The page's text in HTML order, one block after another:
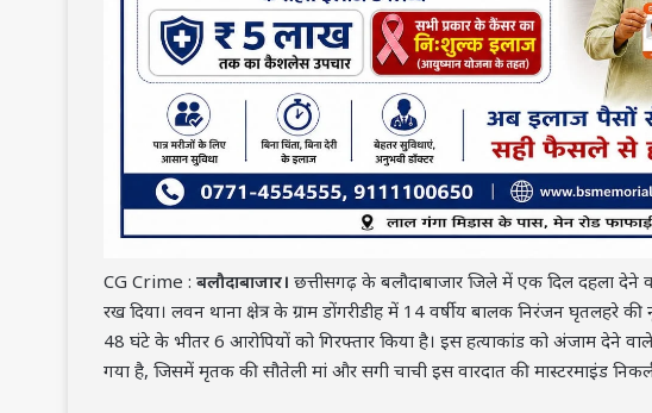
CG Crime : बलौदाबाजार। छत्तीसगढ़ के बलौदाबाजार जिले में एक दिल दहला देने
रख दिया। लवन थाना क्षेत्र के ग्राम डोंगरीडीह में 14 वर्षीय बालक निरंजन
48 घंटे के भीतर 6 आरोपियों को गिरफ्तार किया है। इस हत्याकांड को अंजाम देने
गया है, जिसमें मृतक की सौतेली मां और सगी चाची इस वारदात की मास्टरमाइंड